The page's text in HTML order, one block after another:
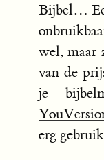
Bijbel…
wel, maar
van de
je
erg